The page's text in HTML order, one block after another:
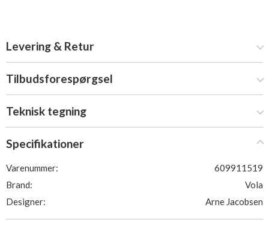
Levering & Retur
Tilbudsforespørgsel
Teknisk tegning
Specifikationer
Varenummer:
609911519
Brand:
Vola
Designer:
Arne Jacobsen